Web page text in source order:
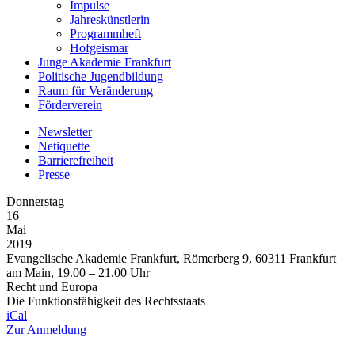
Impulse
Jahreskünstlerin
Programmheft
Hofgeismar
Junge Akademie Frankfurt
Politische Jugendbildung
Raum für Veränderung
Förderverein
Newsletter
Netiquette
Barrierefreiheit
Presse
Donnerstag
16
Mai
2019
Evangelische Akademie Frankfurt, Römerberg 9, 60311 Frankfurt
am Main, 19.00 – 21.00 Uhr
Recht und Europa
Die Funktionsfähigkeit des Rechtsstaats
iCal
Zur Anmeldung